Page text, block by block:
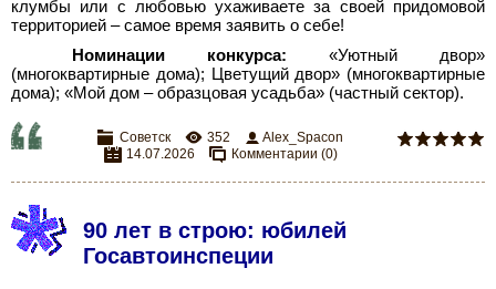
клумбы или с любовью ухаживаете за своей придомовой
территорией –самое время заявить о себе!
Номинации конкурса:
«Уютный двор»
(многоквартирные дома);
Цветущий двор» (многоквартирные
дома); «Мой дом – образцовая усадьба» (частный сектор).
Советск 352
Alex_Spacon
14.07.2026
Комментарии (0)
90 лет в строю: юбилей
Госавтоинспеции